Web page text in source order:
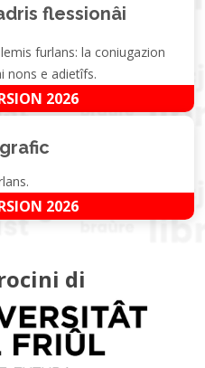
flessionâi
furlans: la coniugazion
nons e adietîfs.
2026
2026
di